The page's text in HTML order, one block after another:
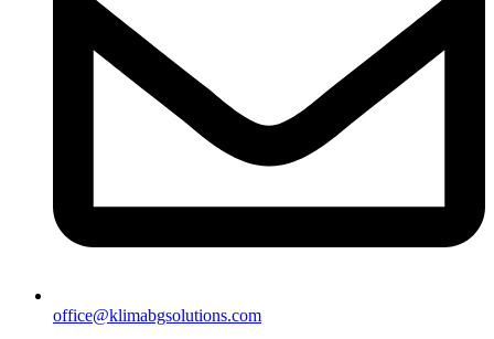
office@klimabgsolutions.com